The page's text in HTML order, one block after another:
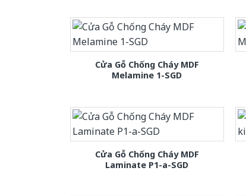
Cửa Gỗ Chống Cháy MDF
Melamine 1-SGD
Cửa Gỗ Chống Cháy MDF
Laminate P1-a-SGD